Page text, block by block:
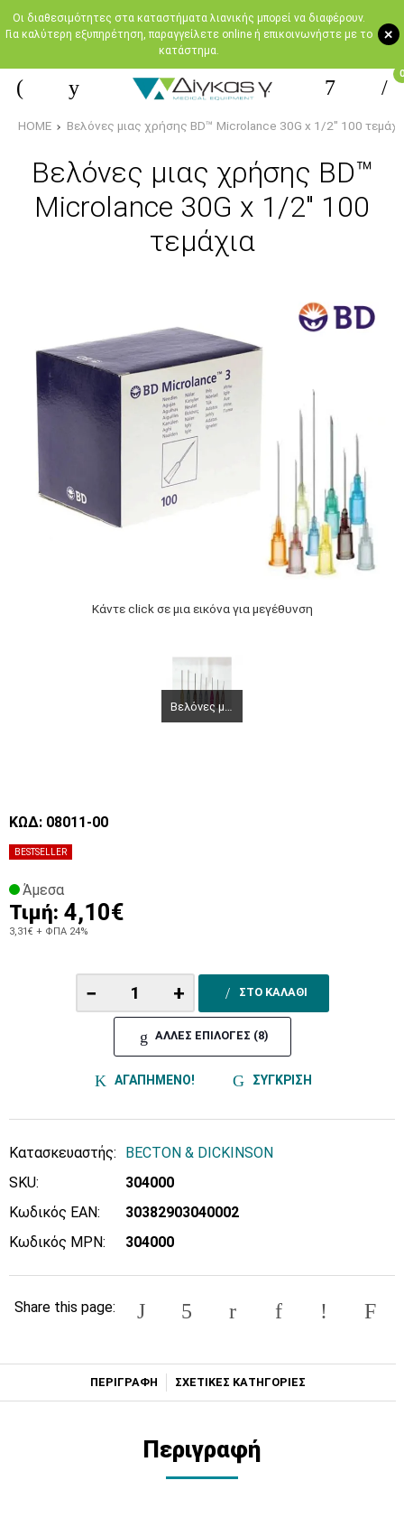
+
Oι διαθεσιμότητες στα καταστήματα λιανικής μπορεί να διαφέρουν.
Για καλύτερη εξυπηρέτηση, παραγγείλετε online ή επικοινωνήστε με το
κατάστημα.
0
HOME Βελόνες μιας χρήσης BD™ Microlance 30G x 1/2" 100
Βελόνες μιας χρήσης BD™
Microlance 30G x 1/2" 100
τεμάχια
Κάντε click σε μια εικόνα για μεγέθυνση
BESTSELLER
ΚΩΔ: 08011-00
Άμεσα
Τιμή: 4,10€
3,31€ + ΦΠΑ 24%
− + ΣΤΟ ΚΑΛΑΘΙ
ΑΛΛΕΣ ΕΠΙΛΟΓΕΣ (8)
ΑΓΑΠΗΜΕΝΟ! ΣΥΓΚΡΙΣΗ
Κατασκευαστής:
BECTON & DICKINSON
SKU:
304000
Κωδικός EAN:
30382903040002
Κωδικός MPN:
304000
Share this page:
ΠΕΡΙΓΡΑΦΗ ΣΧΕΤΙΚΕΣ ΚΑΤΗΓΟΡΙΕΣ
Περιγραφή